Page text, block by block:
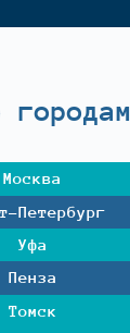
городам
Москва
Петербург
Уфа
Пенза
Томск